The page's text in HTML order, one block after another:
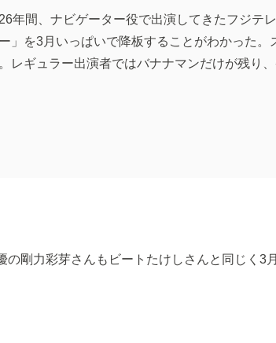
年間、ナビゲーター役で出演してきたフジテ
を3月いっぱいで降板することがわかった。
レギュラー出演者ではバナナマンだけが残り
の剛力彩芽さんもビートたけしさんと同じく3